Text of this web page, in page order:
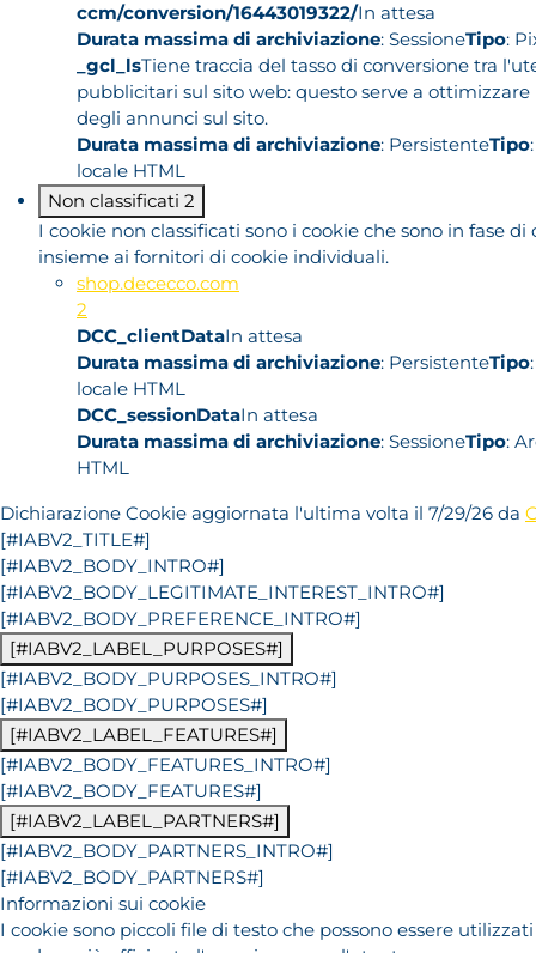
ccm/conversion/16443019322/In attesa
Durata massima di archiviazione: SessioneTipo:
_gcl_lsTiene traccia del tasso di conversione tra
pubblicitari sul sito web: questo serve a
degli annunci sul sito.
Durata massima di archiviazione: PersistenteTipo
locale HTML
Non classificati 2
I cookie non classificati sono i cookie che sono in fase di
insieme ai fornitori di cookie individuali.
shop.dececco.com
2
DCC_clientDataIn attesa
Durata massima di archiviazione: PersistenteTipo
locale HTML
DCC_sessionDataIn attesa
Durata massima di archiviazione: SessioneTipo:
HTML
Dichiarazione Cookie aggiornata l'ultima volta il 7/29/26 da
[#IABV2_TITLE#]
[#IABV2_BODY_INTRO#]
[#IABV2_BODY_LEGITIMATE_INTEREST_INTRO#]
[#IABV2_BODY_PREFERENCE_INTRO#]
[#IABV2_LABEL_PURPOSES#]
[#IABV2_BODY_PURPOSES_INTRO#]
[#IABV2_BODY_PURPOSES#]
[#IABV2_LABEL_FEATURES#]
[#IABV2_BODY_FEATURES_INTRO#]
[#IABV2_BODY_FEATURES#]
[#IABV2_LABEL_PARTNERS#]
[#IABV2_BODY_PARTNERS_INTRO#]
[#IABV2_BODY_PARTNERS#]
Informazioni sui cookie
I cookie sono piccoli file di testo che possono essere